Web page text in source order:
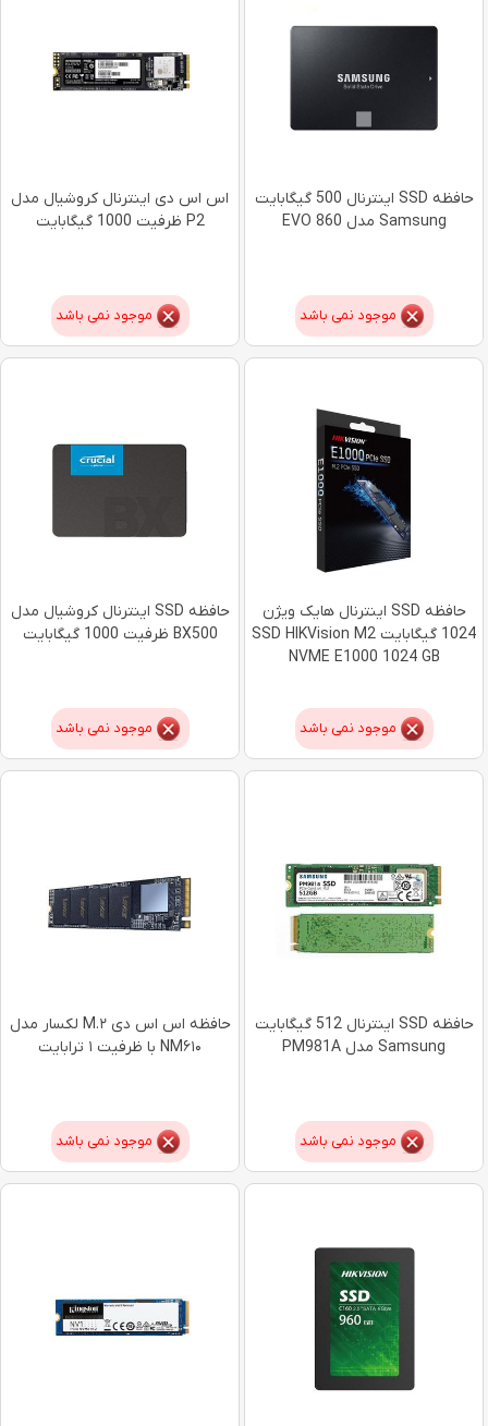
حافظه SSD اینترنال 500 گیگابایت
Samsung مدل 860 EVO
موجود نمی باشد
اس اس دی اینترنال کروشیال مدل
P2 ظرفیت 1000 گیگابایت
موجود نمی باشد
حافظه SSD اینترنال هایک ویژن
1024 گیگابایت SSD HIKVision M2
NVME E1000 1024 GB
موجود نمی باشد
حافظه SSD اینترنال کروشیال مدل
BX500 ظرفیت 1000 گیگابایت
موجود نمی باشد
حافظه SSD اینترنال 512 گیگابایت
Samsung مدل PM981A
موجود نمی باشد
حافظه اس اس دی M.۲ لکسار مدل
NM۶۱۰ با ظرفیت ۱ ترابایت
موجود نمی باشد